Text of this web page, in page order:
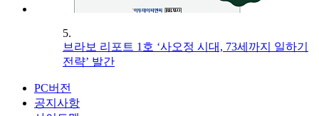
5.
브라보 리포트 1호 ‘사오정 시대, 73세까지 일하기
전략’ 발간
PC버전
공지사항